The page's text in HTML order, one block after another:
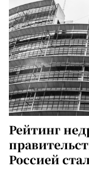
Рейтинг
Россией